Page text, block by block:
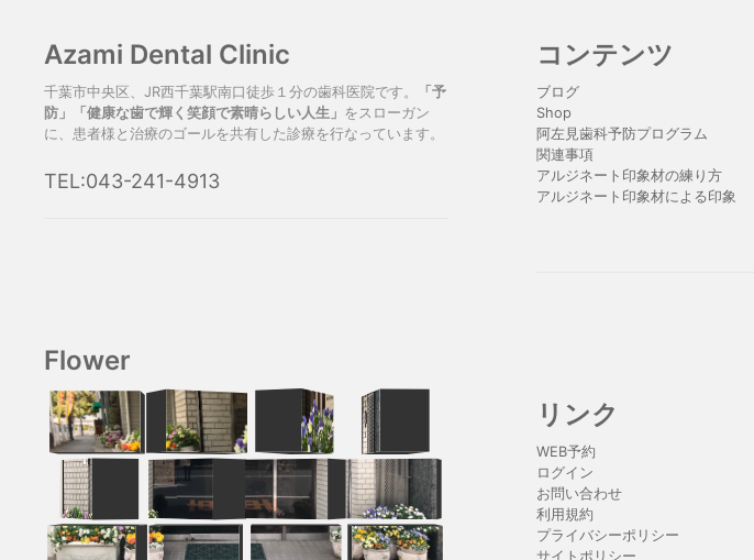
Azami Dental Clinic
千葉市中央区、JR西千葉駅南口徒歩１分の歯科医院です。
「予
防」「健康な歯で輝く笑顔で素晴らしい人生」 をスローガン
に、患者様と治療のゴールを共有した診療を行なっています。
TEL:043-241-4913
Flower
コンテンツ
ブログ
Shop
阿左見歯科予防プログラム
関連事項
アルジネート印象材の練り方
アルジネート印象材による印象
リンク
WEB予約
ログイン
お問い合わせ
利用規約
プライバシーポリシー
サイトポリシー